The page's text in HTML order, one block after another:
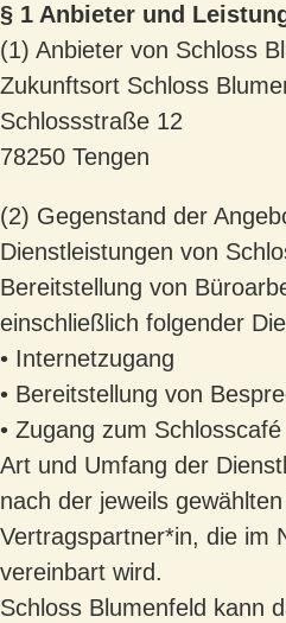
§ 1 Anbieter und
(1) Anbieter von Schloss
Zukunftsort Schloss
Schlossstraße 12
78250 Tengen
(2) Gegenstand der
Dienstleistungen von
Bereitstellung von
einschließlich folgender
• Internetzugang
• Bereitstellung von
• Zugang zum Schlosscafé
Art und Umfang der
nach der jeweils
Vertragspartner*in, die im
vereinbart wird.
Schloss Blumenfeld kann